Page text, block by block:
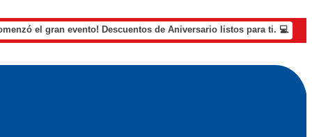
el gran evento! Descuentos de Aniversario listos para ti. 💻